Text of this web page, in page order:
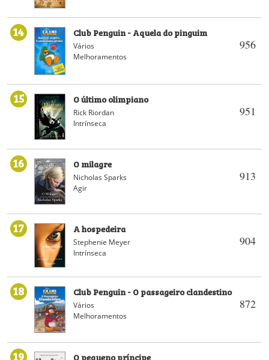
14
956
Club Penguin - Aquela do pinguim
Vários
Melhoramentos
15
951
O último olimpiano
Rick Riordan
Intrínseca
16
913
O milagre
Nicholas Sparks
Agir
17
904
A hospedeira
Stephenie Meyer
Intrínseca
18
872
Club Penguin - O passageiro clandestino
Vários
Melhoramentos
19 O pequeno príncipe